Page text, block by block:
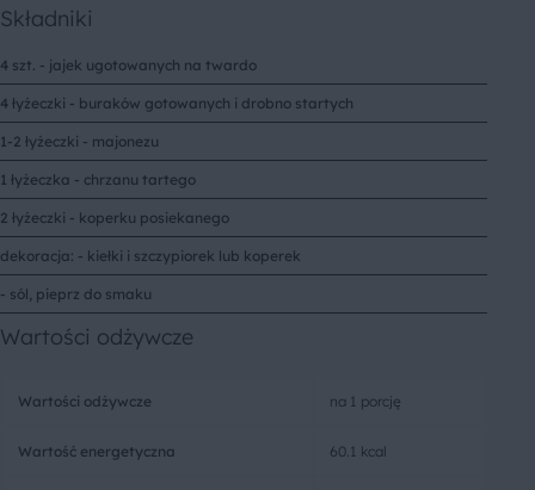
Składniki
4 szt. - jajek ugotowanych na twardo
4 łyżeczki - buraków gotowanych i drobno startych
1-2 łyżeczki - majonezu
1 łyżeczka - chrzanu tartego
2 łyżeczki - koperku posiekanego
dekoracja: - kiełki i szczypiorek lub koperek
- sól, pieprz do smaku
Wartości odżywcze
Wartości odżywcze na 1 porcję
Wartość energetyczna 60.1 kcal